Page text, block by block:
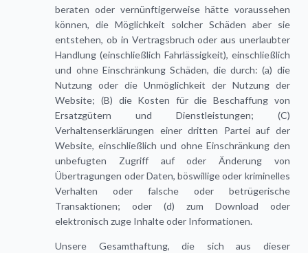
beraten oder vernünftigerweise hätte voraussehen
können, die Möglichkeit solcher Schäden aber sie
entstehen, ob in Vertragsbruch oder aus unerlaubter
Handlung (einschließlich Fahrlässigkeit), einschließlich
und ohne Einschränkung Schäden, die durch: (a) die
Nutzung oder die Unmöglichkeit der Nutzung der
Website; (B) die Kosten für die Beschaffung von
Ersatzgütern und Dienstleistungen; (C)
Verhaltenserklärungen einer dritten Partei auf der
Website, einschließlich und ohne Einschränkung den
unbefugten Zugriff auf oder Änderung von
Übertragungen oder Daten, böswillige oder kriminelles
Verhalten oder falsche oder betrügerische
Transaktionen; oder (d) zum Download oder
elektronisch zuge Inhalte oder Informationen.
Unsere Gesamthaftung, die sich aus dieser